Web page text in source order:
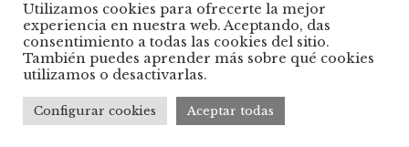
© 2025 AZ Costa del Sol - Diario digital de Málaga capital hasta
Manilva, pasando por Torremolinos, Benalmádena, Fuengirola,
Mijas, Ojén, Marbella, Istán, Benahavís, Estepona y Casares.
Utilizamos cookies para ofrecerte la mejor
experiencia en nuestra web. Aceptando, das
consentimiento a todas las cookies del sitio.
También puedes aprender más sobre qué cookies
utilizamos o desactivarlas.
Configurar cookies Aceptar todas